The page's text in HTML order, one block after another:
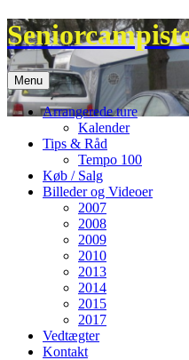
Hop
til
indhold
Menu
Arrangerede ture
Kalender
Tips & Råd
Tempo 100
Køb / Salg
Billeder og Videoer
2007
2008
2009
2010
2013
2014
2015
2017
Vedtægter
Kontakt